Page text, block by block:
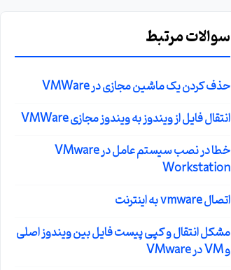
سوالات مرتبط
حذف کردن یک ماشین مجازی در VMWare
انتقال فایل از ویندوز به ویندوز مجازی VMWare
خطا در نصب سیستم عامل در VMware
Workstation
اتصال vmware به اینترنت
مشکل انتقال و کپی پیست فایل بین ویندوز اصلی
و VM در VMware